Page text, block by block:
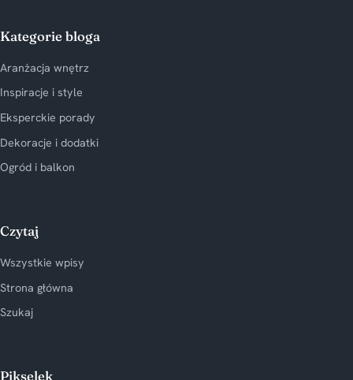
Kategorie bloga
Aranżacja wnętrz
Inspiracje i style
Eksperckie porady
Dekoracje i dodatki
Ogród i balkon
Czytaj
Wszystkie wpisy
Strona główna
Szukaj
Pikselek